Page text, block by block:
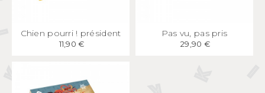
APERÇU RAPIDE
Chien pourri ! président
11,90 €
APERÇU RAPIDE
Pas vu, pas pris
29,90 €